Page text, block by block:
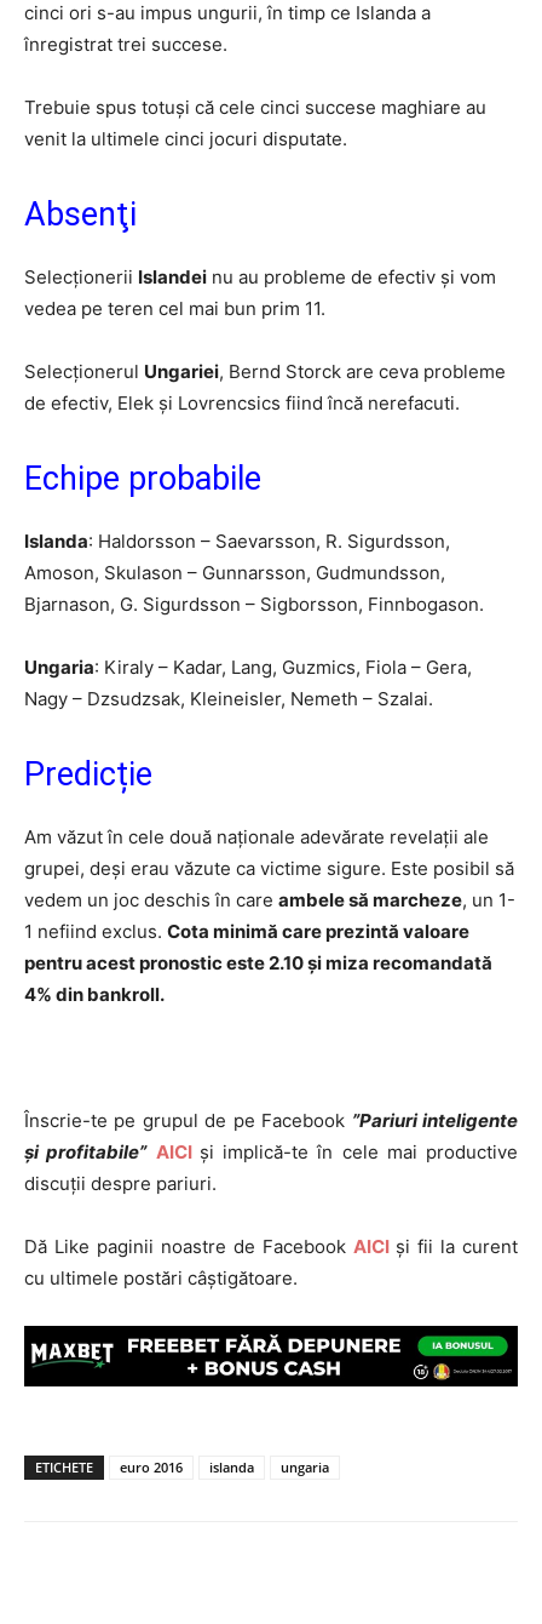
cinci ori s-au impus ungurii, în timp ce Islanda a
înregistrat trei succese.
Trebuie spus totuși că cele cinci succese maghiare au
venit la ultimele cinci jocuri disputate.
Absenţi
Selecționerii Islandei nu au probleme de efectiv și vom
vedea pe teren cel mai bun prim 11.
Selecționerul Ungariei, Bernd Storck are ceva probleme
de efectiv, Elek și Lovrencsics fiind încă nerefacuti.
Echipe probabile
Islanda: Haldorsson – Saevarsson, R. Sigurdsson,
Amoson, Skulason – Gunnarsson, Gudmundsson,
Bjarnason, G. Sigurdsson – Sigborsson, Finnbogason.
Ungaria: Kiraly – Kadar, Lang, Guzmics, Fiola – Gera,
Nagy – Dzsudzsak, Kleineisler, Nemeth – Szalai.
Predicție
Am văzut în cele două naționale adevărate revelații ale
grupei, deși erau văzute ca victime sigure. Este posibil să
vedem un joc deschis în care ambele să marcheze, un 1-
1 nefiind exclus. Cota minimă care prezintă valoare
pentru acest pronostic este 2.10 și miza recomandată
4% din bankroll.
Înscrie-te pe grupul de pe Facebook ”Pariuri inteligente
și profitabile” AICI și implică-te în cele mai productive
discuții despre pariuri.
Dă Like paginii noastre de Facebook AICI și fii la curent
cu ultimele postări câștigătoare.
ETICHETE euro 2016 islanda ungaria